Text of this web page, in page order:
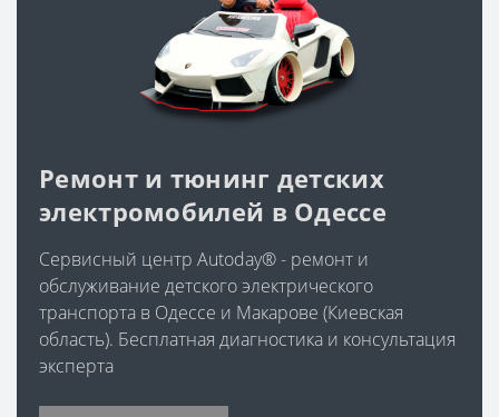
Ремонт и тюнинг детских
электромобилей в Одессе
Сервисный центр Autoday® - ремонт и
обслуживание детского электрического
транспорта в Одессе и Макарове (Киевская
область). Бесплатная диагностика и консультация
эксперта